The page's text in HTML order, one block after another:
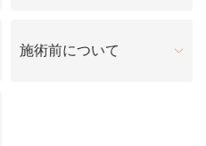
施術前について